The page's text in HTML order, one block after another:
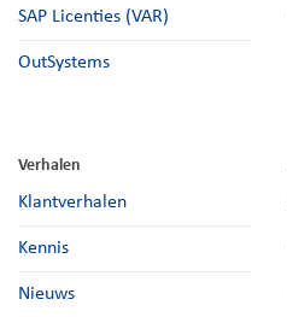
SAP Licenties (VAR)
OutSystems
Verhalen
Klantverhalen
Kennis
Nieuws